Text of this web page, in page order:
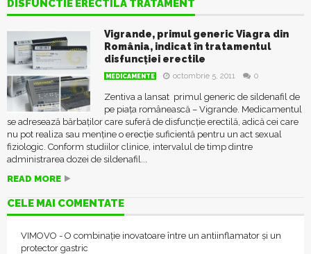
DISFUNCTIE ERECTILA TRATAMENT
Vigrande, primul generic Viagra din
România, indicat în tratamentul
disfuncţiei erectile
MEDICAMENTE octombrie 5, 2011 0
Zentiva a lansat primul generic de sildenafil de
pe piaţa românească – Vigrande. Medicamentul
se adresează bărbaţilor care suferă de disfuncţie erectilă, adică cei care
nu pot realiza sau menţine o erecţie suficientă pentru un act sexual
fiziologic. Conform studiilor clinice, intervalul de timp dintre
administrarea dozei de sildenafil...
READ MORE
CELE MAI COMENTATE
VIMOVO - O combinație inovatoare între un antiinflamator și un
protector gastric